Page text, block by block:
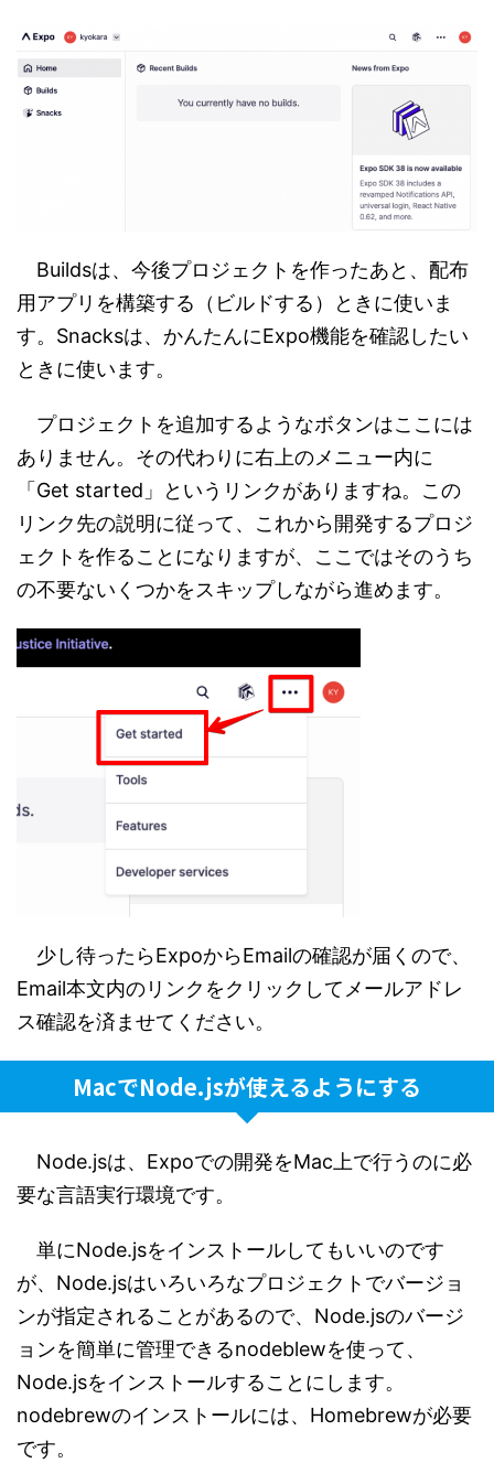
Buildsは、今後プロジェクトを作ったあと、配布
用アプリを構築する（ビルドする）ときに使いま
す。Snacksは、かんたんにExpo機能を確認したい
ときに使います。
プロジェクトを追加するようなボタンはここには
ありません。その代わりに右上のメニュー内に
「Get started」というリンクがありますね。この
リンク先の説明に従って、これから開発するプロジ
ェクトを作ることになりますが、ここではそのうち
の不要ないくつかをスキップしながら進めます。
少し待ったらExpoからEmailの確認が届くので、
Email本文内のリンクをクリックしてメールアドレ
ス確認を済ませてください。
MacでNode.jsが使えるようにする
Node.jsは、Expoでの開発をMac上で行うのに必
要な言語実行環境です。
単にNode.jsをインストールしてもいいのです
が、Node.jsはいろいろなプロジェクトでバージョ
ンが指定されることがあるので、Node.jsのバージ
ョンを簡単に管理できるnodeblewを使って、
Node.jsをインストールすることにします。
nodebrewのインストールには、Homebrewが必要
です。